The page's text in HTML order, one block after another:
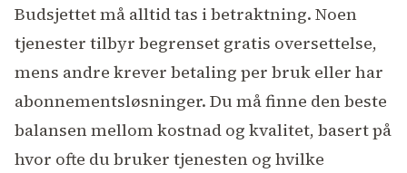
Budsjettet må alltid tas i betraktning. Noen
tjenester tilbyr begrenset gratis oversettelse,
mens andre krever betaling per bruk eller har
abonnementsløsninger. Du må finne den beste
balansen mellom kostnad og kvalitet, basert på
hvor ofte du bruker tjenesten og hvilke